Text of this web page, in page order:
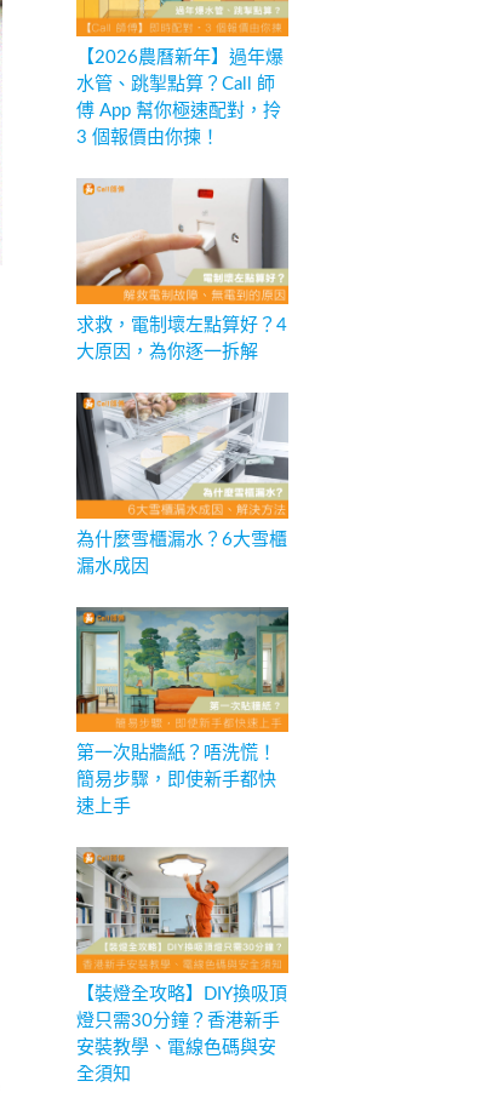
【2026農曆新年】過年爆
水管、跳掣點算？Call 師
傅 App 幫你極速配對，拎
3 個報價由你揀！
求救，電制壞左點算好？4
大原因，為你逐一拆解
為什麼雪櫃漏水？6大雪櫃
漏水成因
第一次貼牆紙？唔洗慌！
簡易步驟，即使新手都快
速上手
【裝燈全攻略】DIY換吸頂
燈只需30分鐘？香港新手
安裝教學、電線色碼與安
全須知